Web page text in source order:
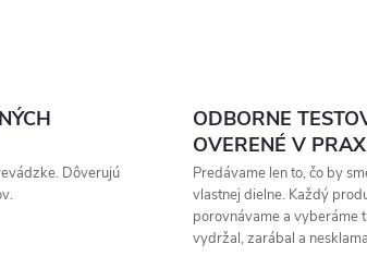
Dôverujú
ODBORNE
OVERENÉ V
Predávame len to, čo by
vlastnej dielne. Každý
porovnávame a vyberáme
vydržal, zarábal a